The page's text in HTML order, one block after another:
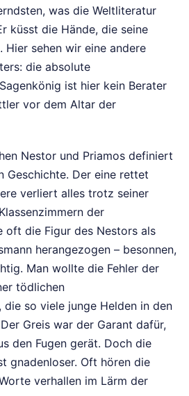
was die Weltliteratur
küsst die Hände, die seine
sehen wir eine andere
die absolute
ist hier kein Berater
vor dem Altar der
Nestor und Priamos definiert
Geschichte. Der eine rettet
verliert alles trotz seiner
der
oft die Figur des Nestors als
herangezogen – besonnen,
Man wollte die Fehler der
tödlichen
die so viele junge Helden in den
Greis war der Garant dafür,
den Fugen gerät. Doch die
gnadenloser. Oft hören die
verhallen im Lärm der